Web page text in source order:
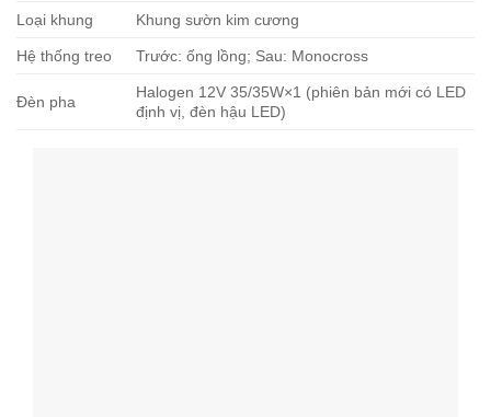
Loại khung Khung sườn kim cương
Hệ thống treo Trước: ống lồng; Sau: Monocross
Đèn pha
Halogen 12V 35/35W×1 (phiên bản mới có LED
định vị, đèn hậu LED)